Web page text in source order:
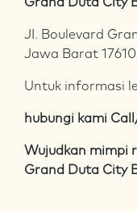
JI. Boulevard
Jawa Barat
Untuk informasi
hubungi kami
Wujudkan mimpi
Grand Duta City